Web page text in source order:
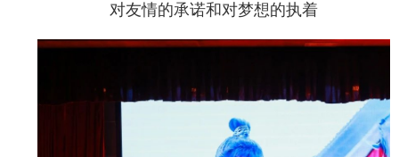
对友情的承诺和对梦想的执着